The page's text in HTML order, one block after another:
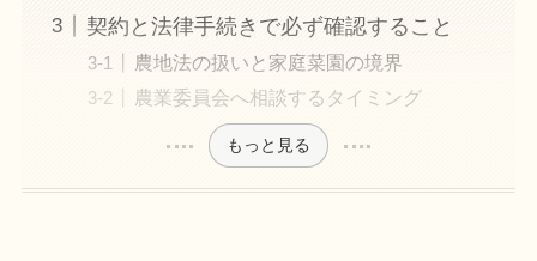
契約と法律手続きで必ず確認すること
農地法の扱いと家庭菜園の境界
農業委員会へ相談するタイミング
もっと見る